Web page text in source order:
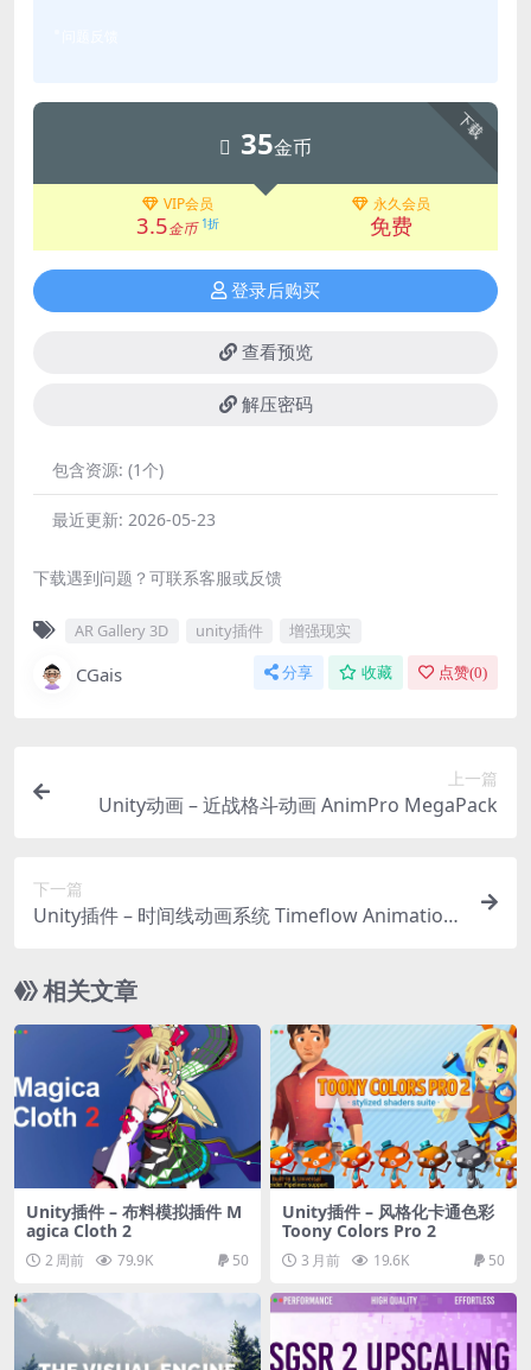
下载
35金币
VIP会员
3.5金币 1折
永久会员
免费
登录后购买
查看预览
解压密码
包含资源: (1个)
最近更新: 2026-05-23
下载遇到问题？可联系客服或反馈
AR Gallery 3D unity插件 增强现实
CGais 分享 收藏 点赞(0)
上一篇
Unity动画 – 近战格斗动画 AnimPro MegaPack
下一篇
Unity插件 – 时间线动画系统 Timeflow Animation
相关文章
Unity插件 – 布料模拟插件 M
agica Cloth 2
2 周前 79.9K 50
Unity插件 – 风格化卡通色彩
Toony Colors Pro 2
3 月前 19.6K 50